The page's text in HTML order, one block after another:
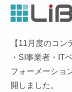
【11月度のコン
・SI事業者・IT
フォーメーショ
開しました。